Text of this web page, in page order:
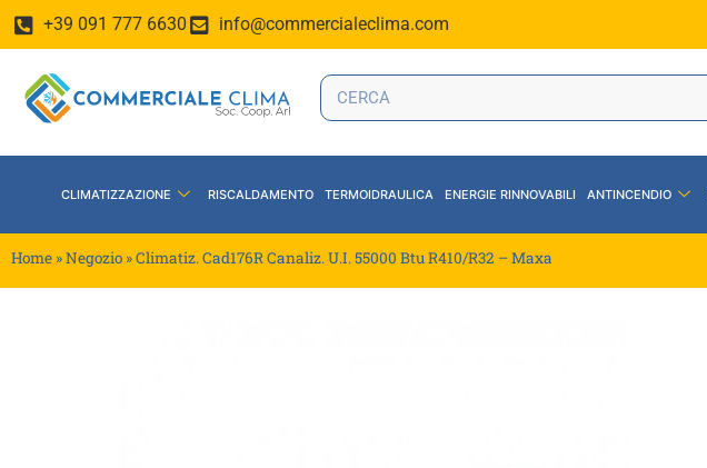
+39 091 777 6630 info@commercialeclima.com
CLIMATIZZAZIONE RISCALDAMENTO TERMOIDRAULICA ENERGIE RINNOVABILI ANTINCENDIO
Home »Negozio »Climatiz. Cad176R Canaliz. U.I. 55000 Btu R410/R32 – Maxa